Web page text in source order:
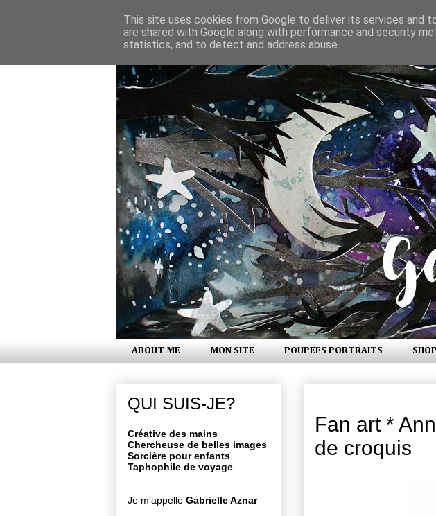
ABOUT ME MON SITE POUPEES PORTRAITS SHOP
Fan art *
de croquis
QUI SUIS-JE?
Créative des mains
Chercheuse de belles images
Sorcière pour enfants
Taphophile de voyage
Je m'appelle Gabrielle Aznar
This site uses cookies from Google to deliver its services and
are shared with Google along with performance and security
statistics, and to detect and address abuse.